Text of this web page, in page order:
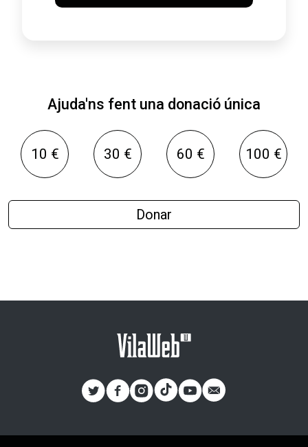
Ajuda'ns fent una donació única
10 € 30 € 60 € 100 €
Donar